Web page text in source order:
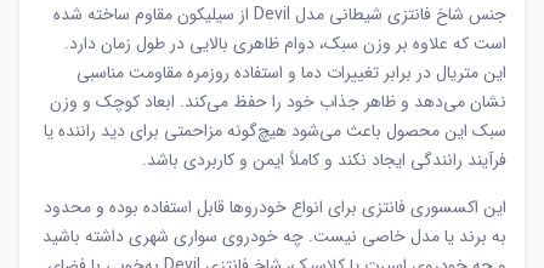
جنس شاخ فانتزی شیطانی مدل Devil از سیلیکون مقاوم ساخته شده
است که علاوه بر وزن سبک، دوام ظاهری بالایی در طول زمان دارد.
این متریال در برابر تغییرات دما و استفاده روزمره مقاومت مناسبی
نشان می‌دهد و ظاهر جذاب خود را حفظ می‌کند. ابعاد کوچک و وزن
سبک این محصول باعث می‌شود هیچ‌گونه مزاحمتی برای دید راننده یا
فرآیند رانندگی ایجاد نکند و کاملاً ایمن و کاربردی باشد.
این اکسسوری فانتزی برای انواع خودروها قابل استفاده بوده و محدود
به برند یا مدل خاصی نیست. چه خودروی سواری شهری داشته باشید